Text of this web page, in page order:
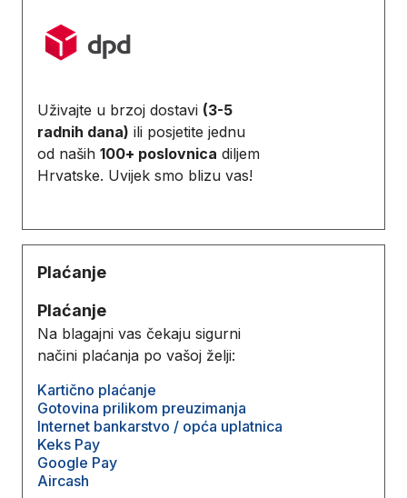
Uživajte u brzoj dostavi (3-5
radnih dana) ili posjetite jednu
od naših 100+ poslovnica diljem
Hrvatske. Uvijek smo blizu vas!
Plaćanje
Plaćanje
Na blagajni vas čekaju sigurni
načini plaćanja po vašoj želji:
Kartično plaćanje
Gotovina prilikom preuzimanja
Internet bankarstvo / opća uplatnica
Keks Pay
Google Pay
Aircash